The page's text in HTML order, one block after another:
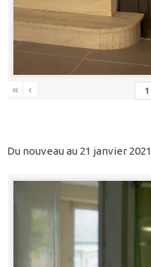
« ‹
Du nouveau au 21 janvier 2021